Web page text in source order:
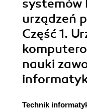
systemów
urządzeń
Część 1.
nauki
Technik